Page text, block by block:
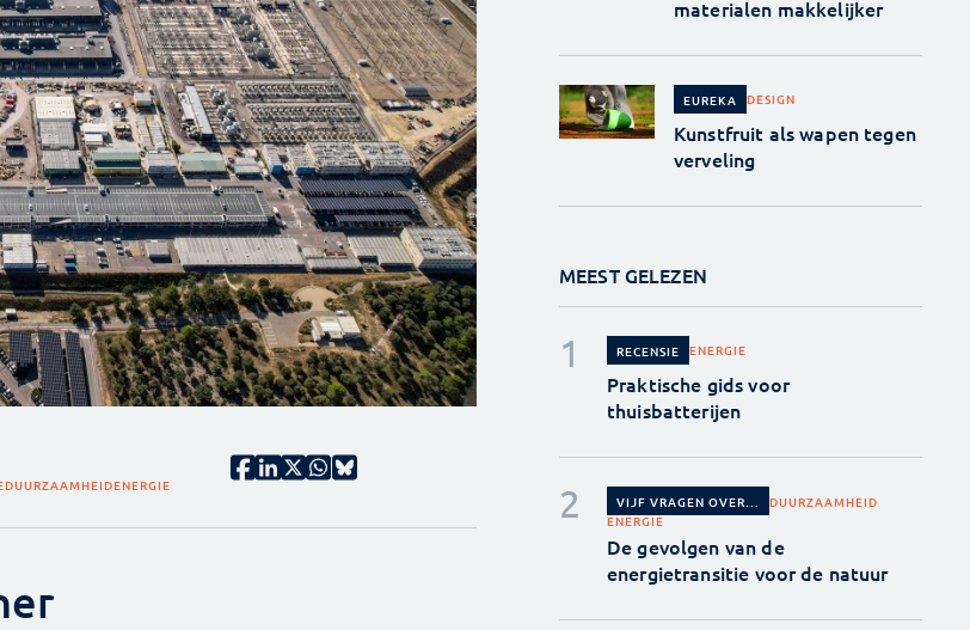
DUURZAAMHEIDENERGIE
materialen makkelijker
EUREKA DESIGN
Kunstfruit als wapen tegen
verveling
MEEST GELEZEN
RECENSIE ENERGIE
Praktische gids voor
thuisbatterijen
VIJF VRAGEN OVER...
DUURZAAMHEID
ENERGIE
De gevolgen van de
energietransitie voor de natuur